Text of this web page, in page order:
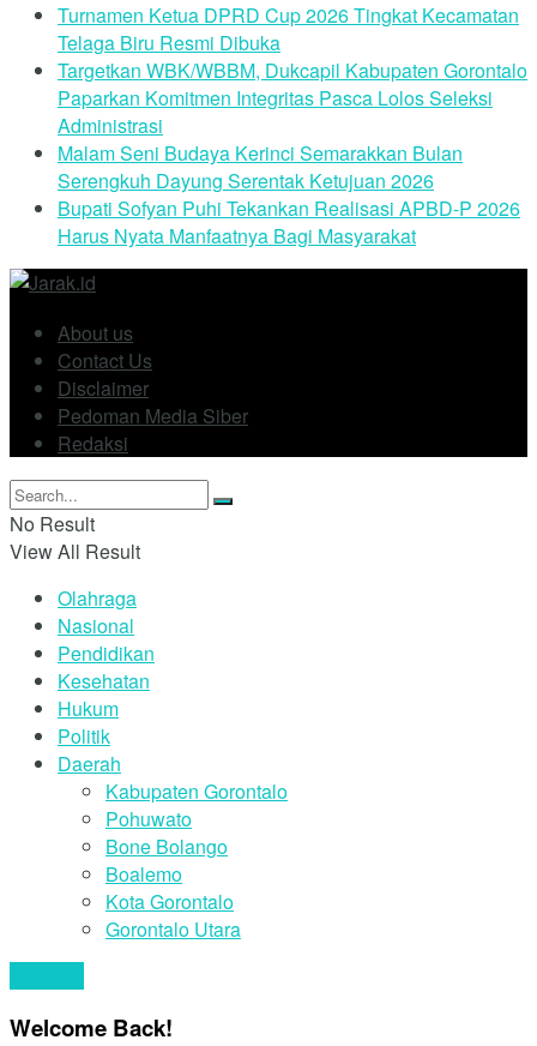
Turnamen Ketua DPRD Cup 2026 Tingkat Kecamatan
Telaga Biru Resmi Dibuka
Targetkan WBK/WBBM, Dukcapil Kabupaten Gorontalo
Paparkan Komitmen Integritas Pasca Lolos Seleksi
Administrasi
Malam Seni Budaya Kerinci Semarakkan Bulan
Serengkuh Dayung Serentak Ketujuan 2026
Bupati Sofyan Puhi Tekankan Realisasi APBD-P 2026
Harus Nyata Manfaatnya Bagi Masyarakat
About us
Contact Us
Disclaimer
Pedoman Media Siber
Redaksi
No Result
View All Result
Olahraga
Nasional
Pendidikan
Kesehatan
Hukum
Politik
Daerah
Kabupaten Gorontalo
Pohuwato
Bone Bolango
Boalemo
Kota Gorontalo
Gorontalo Utara
Welcome Back!